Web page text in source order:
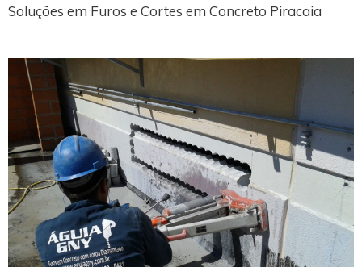
Soluções em Furos e Cortes em Concreto Piracaia